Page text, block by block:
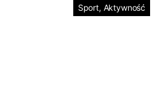
Sport, Aktywność